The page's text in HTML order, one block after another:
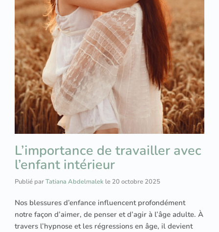
L’importance de travailler avec
l’enfant intérieur
Publié parTatiana Abdelmalek le 20 octobre 2025
Nos blessures d’enfance influencent profondément
notre façon d’aimer, de penser et d’agir à l’âge adulte. À
travers l’hypnose et les régressions en âge, il devient